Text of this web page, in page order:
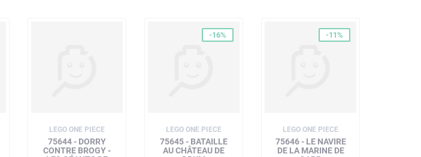
LEGO ONE PIECE
75644 - DORRY
CONTRE BROGY -
-16%
LEGO ONE PIECE
75645 - BATAILLE
AU CHÂTEAU DE
-11%
LEGO ONE PIECE
75646 - LE NAVIRE
DE LA MARINE DE